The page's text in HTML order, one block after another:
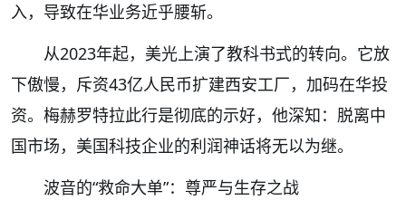
入，导致在华业务近乎腰斩。
从2023年起，美光上演了教科书式的转向。它放
下傲慢，斥资43亿人民币扩建西安工厂，加码在华投
资。梅赫罗特拉此行是彻底的示好，他深知：脱离中
国市场，美国科技企业的利润神话将无以为继。
波音的“救命大单”：尊严与生存之战